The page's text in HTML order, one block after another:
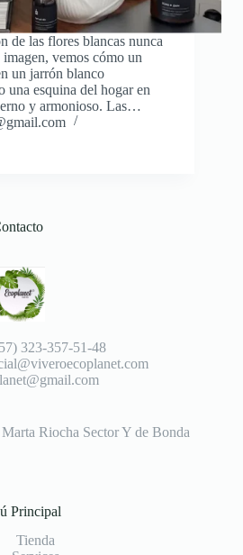
de las flores blancas nunca
vemos cómo un
un jarrón blanco
una esquina del hogar en
y armonioso. Las…
323-357-51-48
Riocha Sector Y de Bonda
Principal
Tienda